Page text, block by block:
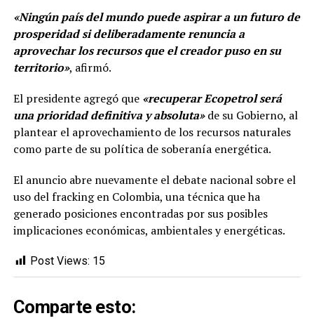
«Ningún país del mundo puede aspirar a un futuro de
prosperidad si deliberadamente renuncia a
aprovechar los recursos que el creador puso en su
territorio», afirmó.
El presidente agregó que «recuperar Ecopetrol será
una prioridad definitiva y absoluta» de su Gobierno, al
plantear el aprovechamiento de los recursos naturales
como parte de su política de soberanía energética.
El anuncio abre nuevamente el debate nacional sobre el
uso del fracking en Colombia, una técnica que ha
generado posiciones encontradas por sus posibles
implicaciones económicas, ambientales y energéticas.
Post Views: 15
Comparte esto: